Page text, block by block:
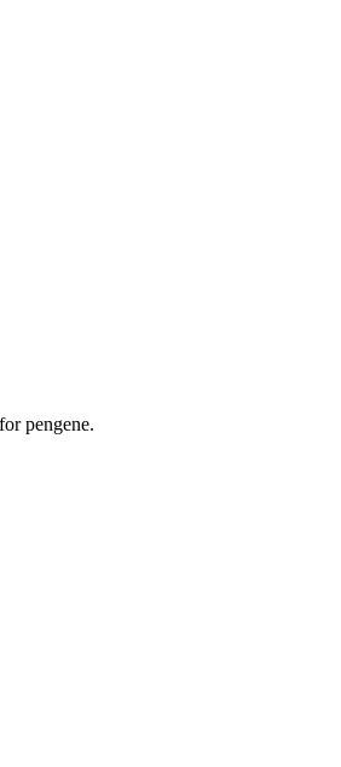
pengene.